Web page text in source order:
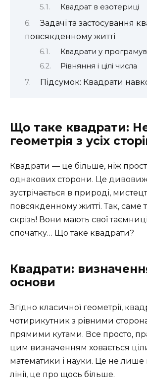
Квадрат в езотериці
Задачі та застосування
повсякденному житті
Квадрати у
Рівняння і цілі числа
Підсумок: Квадрати
Що таке квадрати:
геометрія з усіх
Квадрати — це більше, ніж
однакових сторони. Це
зустрічається в природі,
повсякденному житті. Так, саме
скрізь! Вони мають свої
спочатку… Що таке квадрати?
Квадрати:
основи
Згідно класичної геометрії,
чотирикутник з рівними
прямими кутами. Все просто,
цим визначенням ховається
математики і науки. Це не
лінії, це про щось більше.